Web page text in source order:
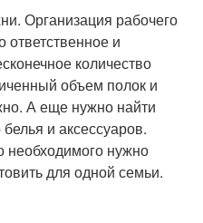
Организация рабочего
ответственное и
количество
объем полок и
А еще нужно найти
и аксессуаров.
необходимого нужно
для одной семьи.